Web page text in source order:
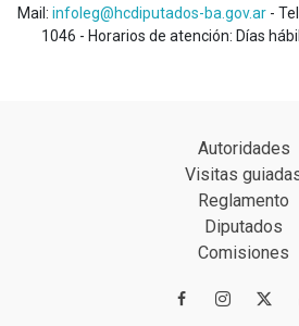
Mail: infoleg@hcdiputados-ba.gov.ar -
1046 - Horarios de atención: Días
Autoridades
Visitas
Reglamento
Diputados
Comisiones
